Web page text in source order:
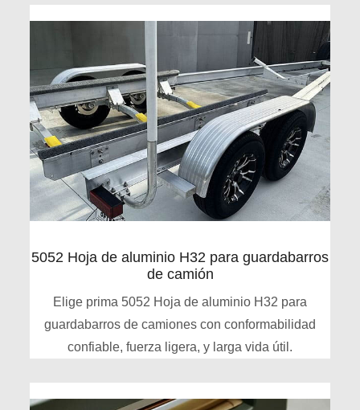
5052 Hoja de aluminio H32 para guardabarros
de camión
Elige prima 5052 Hoja de aluminio H32 para
guardabarros de camiones con conformabilidad
confiable, fuerza ligera, y larga vida útil.